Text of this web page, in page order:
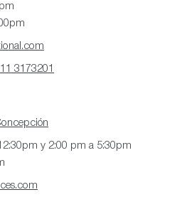
3173201
y 2:00 pm a 5:30pm